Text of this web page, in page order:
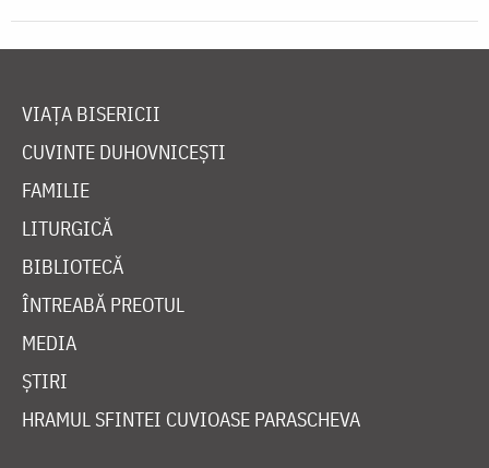
VIAȚA BISERICII
CUVINTE DUHOVNICEȘTI
FAMILIE
LITURGICĂ
BIBLIOTECĂ
ÎNTREABĂ PREOTUL
MEDIA
ȘTIRI
HRAMUL SFINTEI CUVIOASE PARASCHEVA